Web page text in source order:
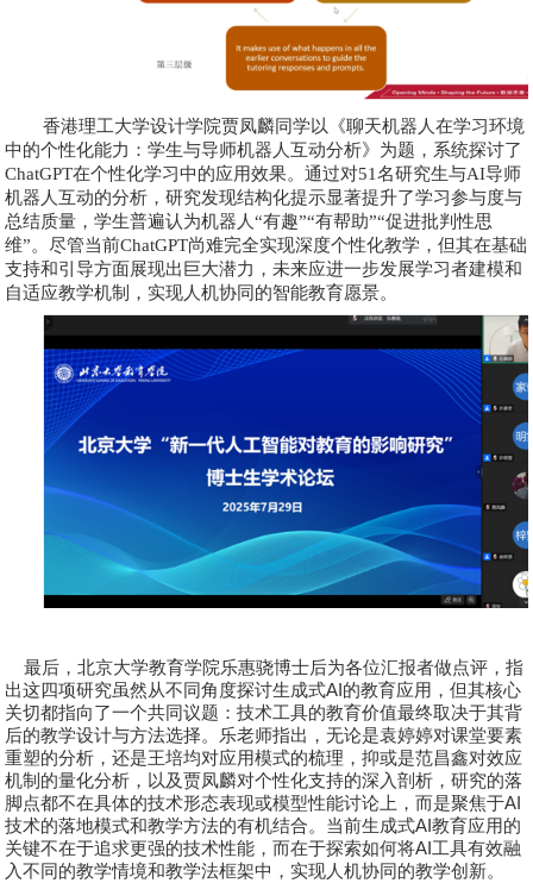
香港理工大学设计学院贾凤麟同学以《聊天机器人在学习环境
中的个性化能力：学生与导师机器人互动分析》为题，系统探讨了
ChatGPT在个性化学习中的应用效果。通过对51名研究生与AI导师
机器人互动的分析，研究发现结构化提示显著提升了学习参与度与
总结质量，学生普遍认为机器人“有趣”“有帮助”“促进批判性思
维”。尽管当前ChatGPT尚难完全实现深度个性化教学，但其在基础
支持和引导方面展现出巨大潜力，未来应进一步发展学习者建模和
自适应教学机制，实现人机协同的智能教育愿景。
最后，北京大学教育学院乐惠骁博士后为各位汇报者做点评，指
出这四项研究虽然从不同角度探讨生成式AI的教育应用，但其核心
关切都指向了一个共同议题：技术工具的教育价值最终取决于其背
后的教学设计与方法选择。乐老师指出，无论是袁婷婷对课堂要素
重塑的分析，还是王培均对应用模式的梳理，抑或是范昌鑫对效应
机制的量化分析，以及贾凤麟对个性化支持的深入剖析，研究的落
脚点都不在具体的技术形态表现或模型性能讨论上，而是聚焦于AI
技术的落地模式和教学方法的有机结合。当前生成式AI教育应用的
关键不在于追求更强的技术性能，而在于探索如何将AI工具有效融
入不同的教学情境和教学法框架中，实现人机协同的教学创新。